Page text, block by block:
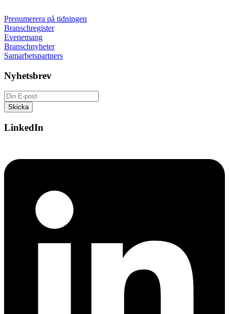
Prenumerera på tidningen
Branschregister
Evenemang
Branschnyheter
Samarbetspartners
Nyhetsbrev
LinkedIn